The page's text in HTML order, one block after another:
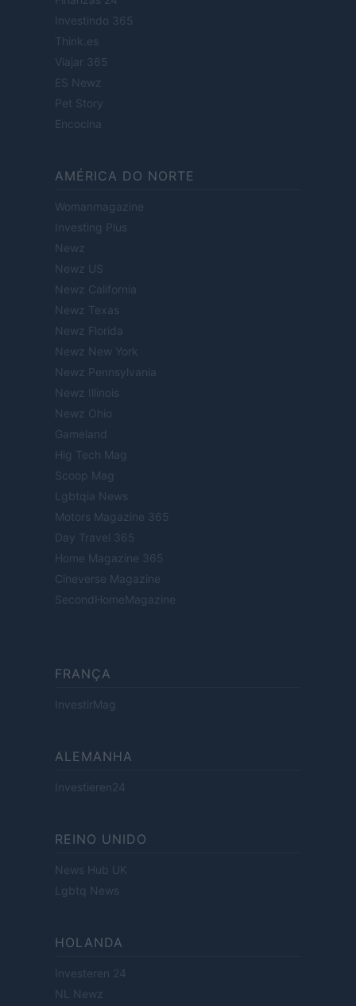
Investindo 365
Think.es
Viajar 365
ES Newz
Pet Story
Encocina
AMÉRICA DO NORTE
Womanmagazine
Investing Plus
Newz
Newz US
Newz California
Newz Texas
Newz Florida
Newz New York
Newz Pennsylvania
Newz Illinois
Newz Ohio
Gameland
Hig Tech Mag
Scoop Mag
Lgbtqia News
Motors Magazine 365
Day Travel 365
Home Magazine 365
Cineverse Magazine
SecondHomeMagazine
FRANÇA
InvestirMag
ALEMANHA
Investieren24
REINO UNIDO
News Hub UK
Lgbtq News
HOLANDA
Investeren 24
NL Newz